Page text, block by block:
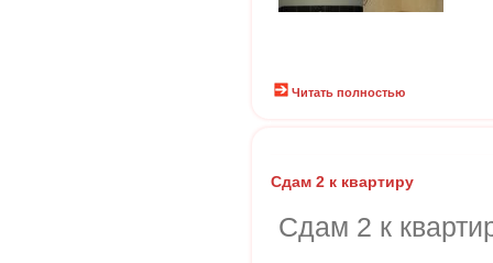
Читать полностью
Сдам 2 к квартиру
Сдам 2 к